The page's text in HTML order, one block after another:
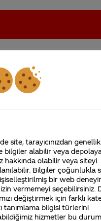
dünya turnesi var
Şu işe bi el
Kurumsal
4355 Soru
Coca-Cola Şirketi
merak ettikleriniz.
Fabrikalarımız,
sertifikalarımız, faaliyet
gösterdiğimiz ülkeler,
tarihçemiz ve daha
site, tarayıcınızdan
bilgiler alabilir veya
hakkında olabilir veya siteyi
Bilgiler çoğunlukla
bir web
vermemeyi seçebilirsiniz.
değiştirmek için farklı
tanımlama bilgisi türlerini
hizmetler bu